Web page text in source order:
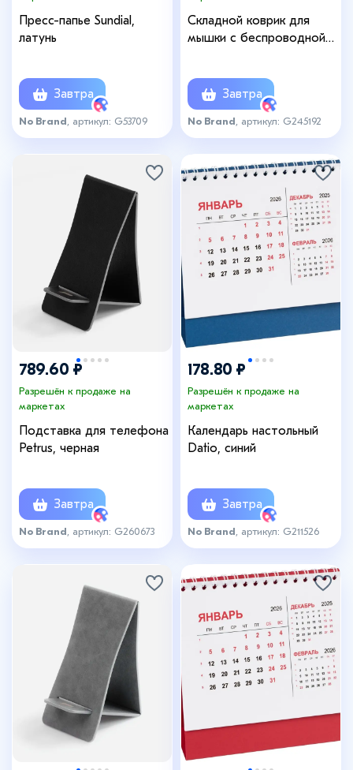
Пресс-папье Sundial,
латунь
Завтра
No Brand , артикул: G53709
Складной коврик для
мышки с беспроводной
Завтра
No Brand , артикул: G245192
789.60 ₽
Разрешён к продаже на
маркетах
Подставка для телефона
Petrus, черная
Завтра
No Brand , артикул: G260673
178.80 ₽
Разрешён к продаже на
маркетах
Календарь настольный
Datio, синий
Завтра
No Brand , артикул: G211526